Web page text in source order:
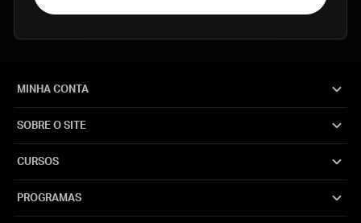
MINHA CONTA
SOBRE O SITE
CURSOS
PROGRAMAS